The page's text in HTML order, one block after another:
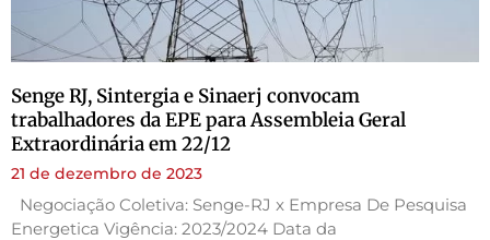
Senge RJ, Sintergia e Sinaerj convocam
trabalhadores da EPE para Assembleia Geral
Extraordinária em 22/12
21 de dezembro de 2023
Negociação Coletiva: Senge-RJ x Empresa De Pesquisa
Energetica Vigência: 2023/2024 Data da